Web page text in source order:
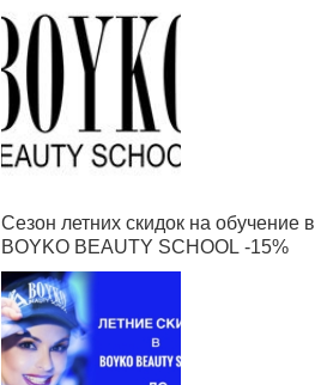
Сезон летних скидок на обучение в
BOYKO BEAUTY SCHOOL -15%